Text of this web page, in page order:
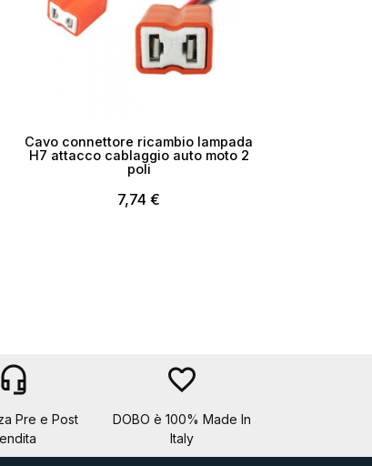
Cavo connettore ricambio lampada
H7 attacco cablaggio auto moto 2
poli
7,74 €
headset_mic
Pre e Post
favorite_border
DOBO è 100% Made In
Italy